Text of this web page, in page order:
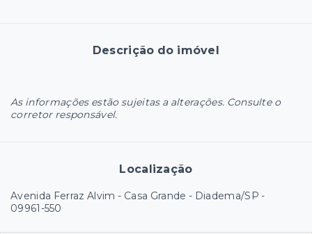
Descrição do imóvel
As informações estão sujeitas a alterações. Consulte o
corretor responsável.
Localização
Avenida Ferraz Alvim - Casa Grande - Diadema/SP -
09961-550